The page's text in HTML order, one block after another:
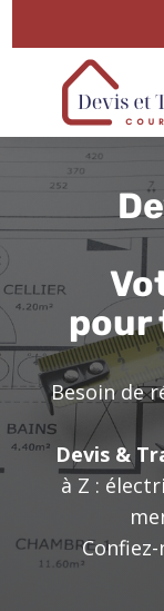
pour
Besoin de
Devis &
à Z :